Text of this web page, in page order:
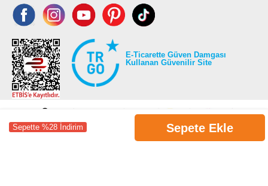
Sepette %28 İndirim Sepete Ekle
E-Ticarette Güven Damgası
Kullanan Güvenilir Site
©2026 Tüm modaselvim.com hakları saklıdır.